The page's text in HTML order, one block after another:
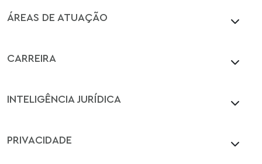
ÁREAS DE ATUAÇÃO
CARREIRA
INTELIGÊNCIA JURÍDICA
PRIVACIDADE